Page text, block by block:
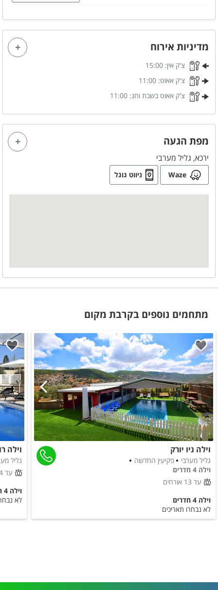
מתקן מים
מקפיא
כלי אוכל והגשה
נוף
חדרי הרחצה
מקלחון
מדיניות אירוח
צ'ק אין: 15:00
צ'ק אאוט: 11:00
צ'ק אאוט בשבת וחג: 11:00
מפת הגעה
ירכא, גליל מערבי
Waze ניווט גוגל
מתחמים נוספים בקרבת מקום
וילה ניו יורק
גליל מערבי
פקיעין החדשה
וילה 4 חדרים
עד 13 אורחים
וילה 4 חדרים
לא נבחרו תאריכים
וילה
גליל
עד 14 אורחים
וילה 4 חדרים
לא